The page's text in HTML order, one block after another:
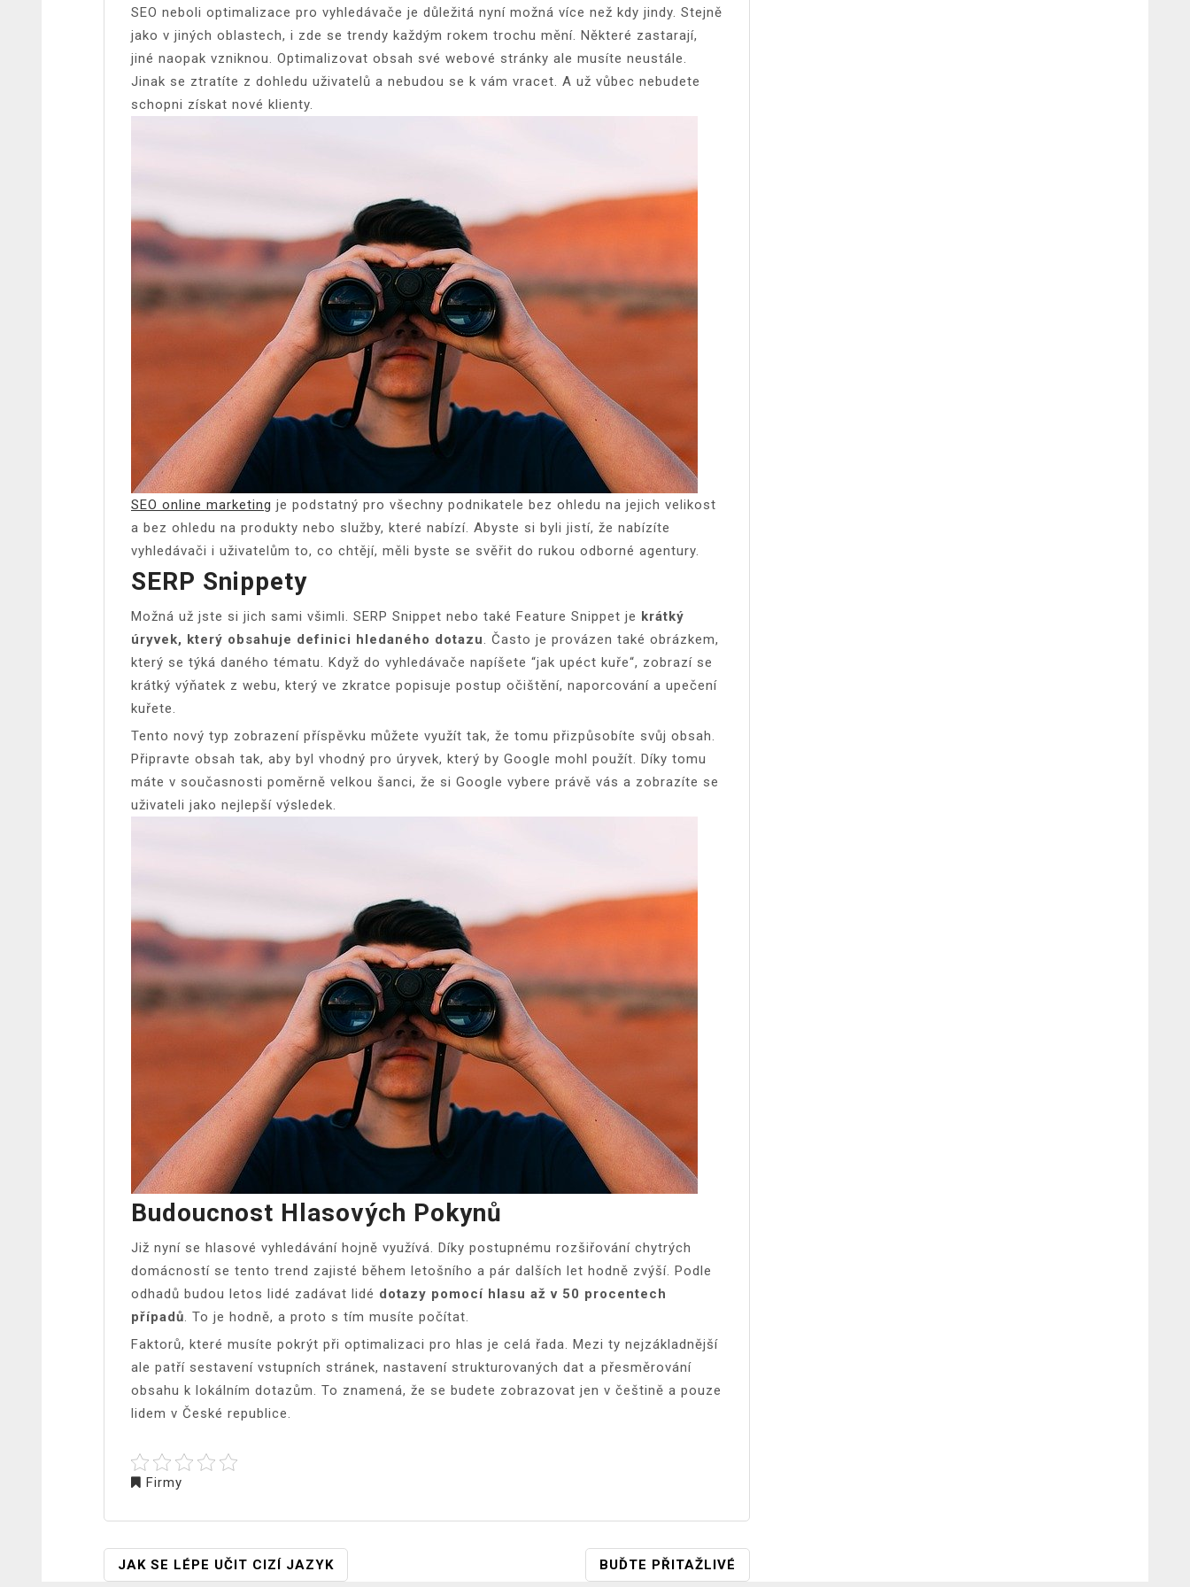
SEO neboli optimalizace pro vyhledávače je důležitá nyní možná více než kdy jindy. Stejně
jako v jiných oblastech, i zde se trendy každým rokem trochu mění. Některé zastarají,
jiné naopak vzniknou. Optimalizovat obsah své webové stránky ale musíte neustále.
Jinak se ztratíte z dohledu uživatelů a nebudou se k vám vracet. A už vůbec nebudete
schopni získat nové klienty.
SEO online marketing je podstatný pro všechny podnikatele bez ohledu na jejich velikost
a bez ohledu na produkty nebo služby, které nabízí. Abyste si byli jistí, že nabízíte
vyhledávači i uživatelům to, co chtějí, měli byste se svěřit do rukou odborné agentury.
SERP Snippety
Možná už jste si jich sami všimli. SERP Snippet nebo také Feature Snippet je krátký
úryvek, který obsahuje definici hledaného dotazu
. Často je provázen také obrázkem,
který se týká daného tématu. Když do vyhledávače napíšete “jak upéct kuře“, zobrazí se
krátký výňatek z webu, který ve zkratce popisuje postup očištění, naporcování a upečení
kuřete.
Tento nový typ zobrazení příspěvku můžete využít tak, že tomu přizpůsobíte svůj obsah.
Připravte obsah tak, aby byl vhodný pro úryvek, který by Google mohl použít. Díky tomu
máte v současnosti poměrně velkou šanci, že si Google vybere právě vás a zobrazíte se
uživateli jako nejlepší výsledek.
Budoucnost Hlasových Pokynů
Již nyní se hlasové vyhledávání hojně využívá. Díky postupnému rozšiřování chytrých
domácností se tento trend zajisté během letošního a pár dalších let hodně zvýší. Podle
odhadů budou letos lidé zadávat lidé dotazy pomocí hlasu až v 50 procentech
případů . To je hodně, a proto s tím musíte počítat.
Faktorů, které musíte pokrýt při optimalizaci pro hlas je celá řada. Mezi ty nejzákladnější
ale patří sestavení vstupních stránek, nastavení strukturovaných dat a přesměrování
obsahu k lokálním dotazům. To znamená, že se budete zobrazovat jen v češtině a pouze
lidem v České republice.
Firmy
NAVIGACE
JAK SE LÉPE UČIT CIZÍ JAZYK BUĎTE PŘITAŽLIVÉ